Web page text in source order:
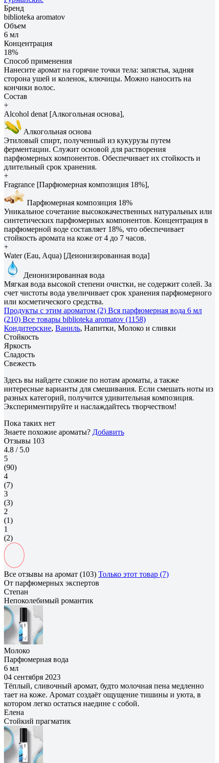
Бренд
biblioteka aromatov
Объем
6 мл
Концентрация
18%
Способ применения
Нанесите аромат на горячие точки тела: запястья, задняя
сторона ушей и коленок, ключицы. Можно наносить на
кончики волос.
Состав
+
Alcohol denat [Алкогольная основа],
Алкогольная основа
Этиловый спирт, полученный из кукурузы путем
ферментации. Служит основой для растворения
парфюмерных компонентов. Обеспечивает их стойкость и
длительный срок хранения.
+
Fragrance [Парфюмерная композиция 18%],
Парфюмерная композиция 18%
Уникальное сочетание высококачественных натуральных или
синтетических парфюмерных компонентов. Концентрация в
парфюмерной воде составляет 18%, что обеспечивает
стойкость аромата на коже от 4 до 7 часов.
+
Water (Eau, Aqua) [Деионизированная вода]
Деионизированная вода
Мягкая вода высокой степени очистки, не содержит солей. За
счет чистоты вода увеличивает срок хранения парфюмерного
или косметического средства.
Продукты с этим ароматом (2) Вся парфюмерная вода 6 мл
(210) Все товары biblioteka aromatov (1158)
Кондитерские, Ваниль, Напитки, Молоко и сливки
Стойкость
Яркость
Сладость
Свежесть
Здесь вы найдете схожие по нотам ароматы, а также
интересные варианты для смешивания. Если смешать ноты из
разных категорий, получится удивительная композиция.
Экспериментируйте и наслаждайтесь творчеством!
Пока таких нет
Знаете похожие ароматы? Добавить
Отзывы 103
4.8 / 5.0
5
(90)
4
(7)
3
(3)
2
(1)
1
(2)
Все отзывы на аромат (103) Только этот товар (7)
От парфюмерных экспертов
Степан
Непоколебимый романтик
Молоко
Парфюмерная вода
6 мл
04 сентября 2023
Тёплый, сливочный аромат, будто молочная пена медленно
тает на коже. Аромат создаёт ощущение тишины и уюта, в
котором легко остаться наедине с собой.
Елена
Cтойкий прагматик